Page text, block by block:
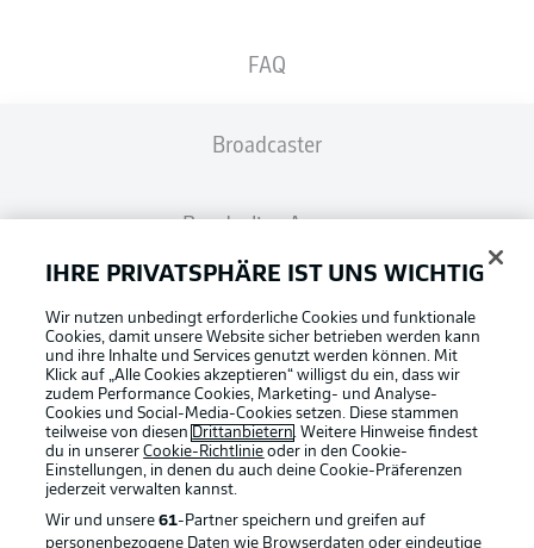
FAQ
Broadcaster
Bundesliga App
#BundesligaWIRKT
Common Ground
Mitfahrportal
IHRE PRIVATSPHÄRE IST UNS WICHTIG
Wir nutzen unbedingt erforderliche Cookies und funktionale
Cookies, damit unsere Website sicher betrieben werden kann
und ihre Inhalte und Services genutzt werden können. Mit
Klick auf „Alle Cookies akzeptieren“ willigst du ein, dass wir
zudem Performance Cookies, Marketing- und Analyse-
Cookies und Social-Media-Cookies setzen. Diese stammen
teilweise von diesen Drittanbietern. Weitere Hinweise findest
du in unsererCookie-Richtlinie oder in den Cookie-
Einstellungen, in denen du auch deine Cookie-Präferenzen
jederzeit verwalten kannst.
Wir und unsere61-Partner speichern und greifen auf
personenbezogene Daten wie Browserdaten oder eindeutige